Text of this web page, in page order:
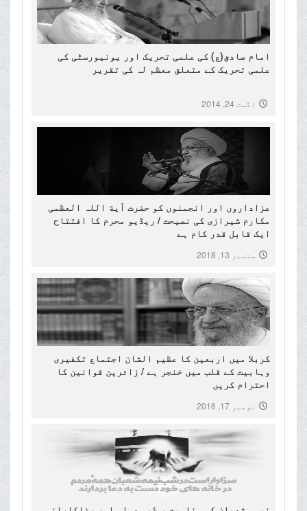
امام صادق(ع) کی علمی تحریک اور یونیورسٹی کی
علمی تحریک کے متعلق معظم لہ کی تقریر
اگست 24, 2014
عزاداروں اور انجمنوں کو حضرت آیة اللہ العظمی
مکارم شیرازی کی نصیحت / ریڈیو محرم کا افتتاح
ایک قابل قدر کام ہے
ستمبر 13, 2018
کربلا میں اربعین کا عظیم الشان اجتماع تکفیری
وہابیت کے قلب میں خنجر ہے / زائرین قوانین کا
احترام کریں
نومبر 17, 2016